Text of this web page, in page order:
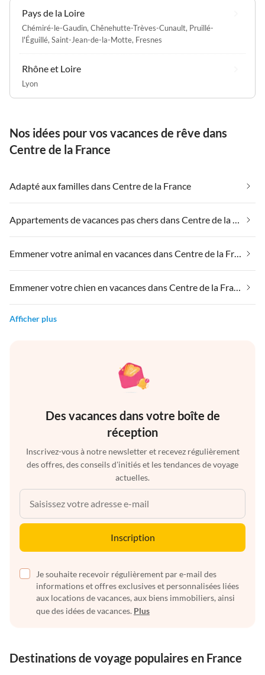
Pays de la Loire
Chémiré-le-Gaudin, Chênehutte-Trèves-Cunault, Pruillé-
l'Éguillé, Saint-Jean-de-la-Motte, Fresnes
Rhône et Loire
Lyon
Nos idées pour vos vacances de rêve dans
Centre de la France
Adapté aux familles dans Centre de la France
Appartements de vacances pas chers dans Centre de la France
Emmener votre animal en vacances dans Centre de la France
Emmener votre chien en vacances dans Centre de la France
Afficher plus
Des vacances dans votre boîte de
réception
Inscrivez-vous à notre newsletter et recevez régulièrement
des offres, des conseils d'initiés et les tendances de voyage
actuelles.
Inscription
Je souhaite recevoir régulièrement par e-mail des
informations et offres exclusives et personnalisées liées
aux locations de vacances, aux biens immobiliers, ainsi
que des idées de vacances. Plus
Destinations de voyage populaires en France